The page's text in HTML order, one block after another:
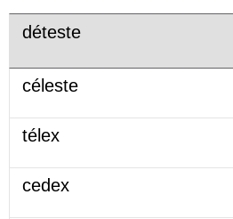
déteste
céleste
télex
cedex